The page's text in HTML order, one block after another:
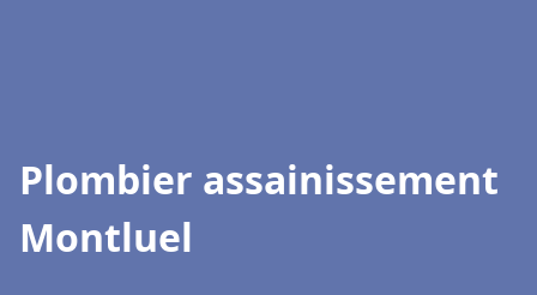
Plombier assainissement
Montluel